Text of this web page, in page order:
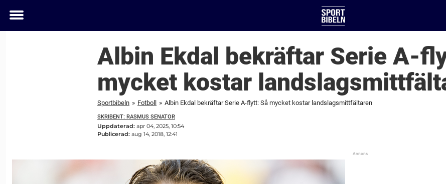
Toggle
Albin Ekdal bekräftar Serie A-
mycket kostar
Sportbibeln » Fotboll » Albin Ekdal bekräftar Serie A-flytt: Så mycket kostar landslagsmittfältaren
SKRIBENT: RASMUS SENATOR
Uppdaterad: apr 04, 2025, 10:54
Publicerad: aug 14, 2018, 12:41